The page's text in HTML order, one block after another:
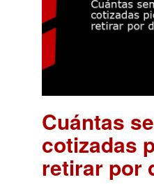
Cuántas
cotizadas
retirar por